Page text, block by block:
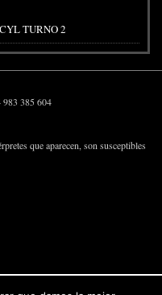
TURNO 2
983 385 604
que aparecen, son susceptibles